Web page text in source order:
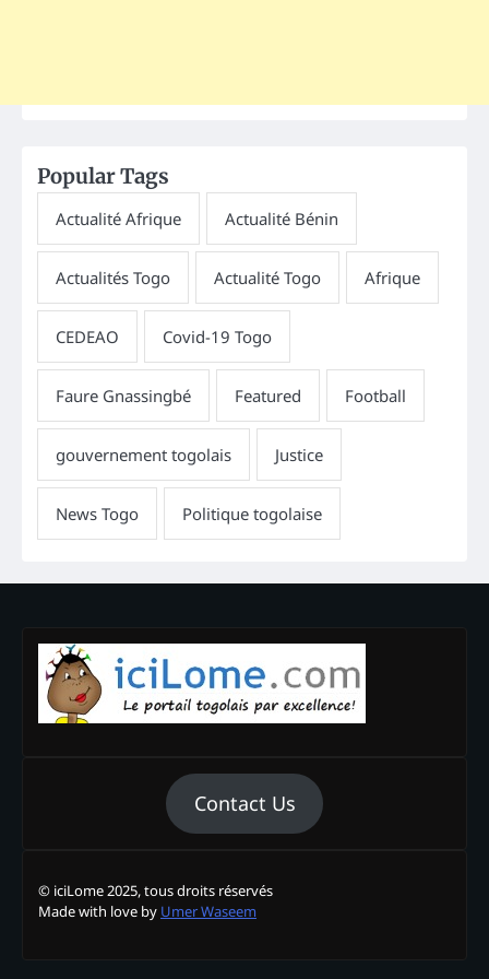
Popular Tags
Contact Us
© iciLome 2025, tous droits réservés
Made with love by Umer Waseem